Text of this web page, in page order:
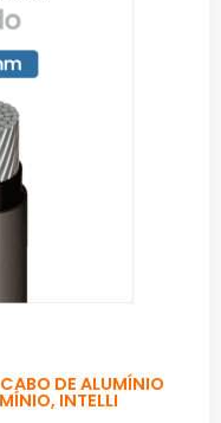
CABO DE ALUMÍNIO
, INTELLI